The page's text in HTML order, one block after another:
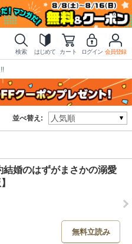
検索 はじめて カート ログイン 会員登録
並べ替え:
結婚のはずがまさかの溺愛
無料立読み